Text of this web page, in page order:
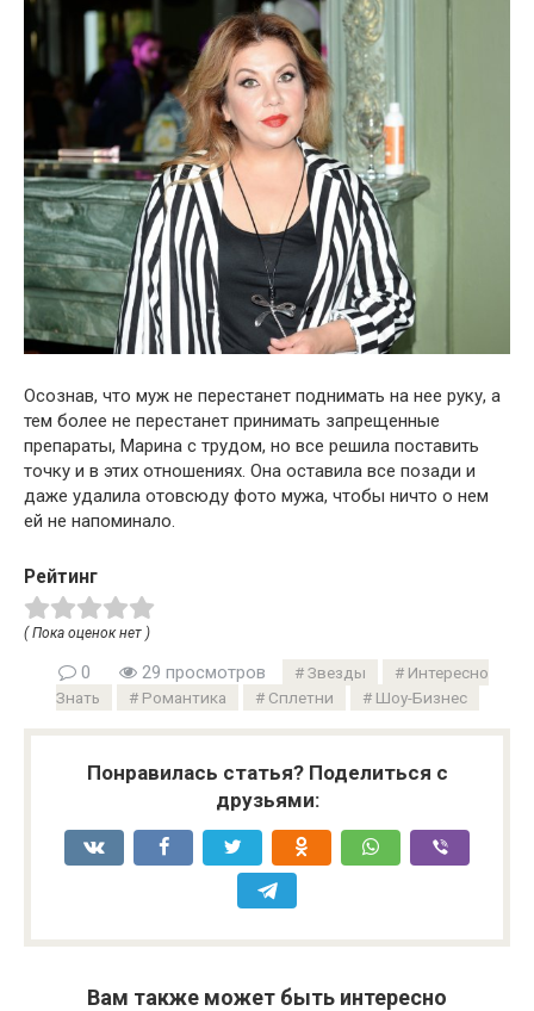
Осознав, что муж не перестанет поднимать на нее руку, а
тем более не перестанет принимать запрещенные
препараты, Марина с трудом, но все решила поставить
точку и в этих отношениях. Она оставила все позади и
даже удалила отовсюду фото мужа, чтобы ничто о нем
ей не напоминало.
Рейтинг
( Пока оценок нет )
0 29 просмотров Звезды
Интересно
Знать
Романтика Сплетни Шоу-Бизнес
Понравилась статья? Поделиться с
друзьями:
Вам также может быть интересно